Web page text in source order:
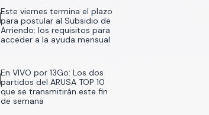
Este viernes termina el plazo
para postular al Subsidio de
Arriendo: los requisitos para
acceder a la ayuda mensual
En VIVO por 13Go: Los dos
partidos del ARUSA TOP 10
que se transmitirán este fin
de semana